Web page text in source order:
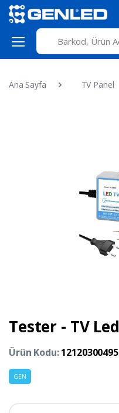
Ana Sayfa TV Panel
Tester - TV
Ürün Kodu:
GEN